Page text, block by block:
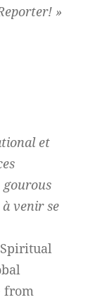
»
et
venir se
Spiritual
from